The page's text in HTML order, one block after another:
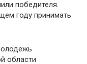
победителя.
году принимать